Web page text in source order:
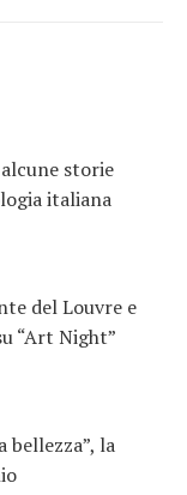
storie
italiana
del Louvre e
“Art Night”
bellezza”, la